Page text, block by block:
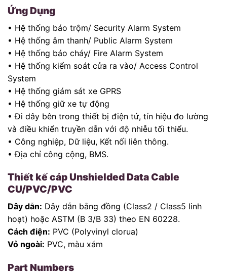
Ứng Dụng
• Hệ thống báo trộm/ Security Alarm System
• Hệ thống âm thanh/ Public Alarm System
• Hệ thống báo cháy/ Fire Alarm System
• Hệ thống kiểm soát cửa ra vào/ Access Control
System
• Hệ thống giám sát xe GPRS
• Hệ thống giữ xe tự động
• Đi dây bên trong thiết bị điện tử, tín hiệu đo lường
và điều khiển truyền dẫn với độ nhiễu tối thiểu.
• Công nghiệp, Dữ liệu, Kết nối liên thông.
• Địa chỉ công cộng, BMS.
Thiết kế cáp Unshielded Data Cable
CU/PVC/PVC
Dây dẫn: Dây dẫn bằng đồng (Class2 / Class5 linh
hoạt) hoặc ASTM (B 3/B 33) theo EN 60228.
Cách điện: PVC (Polyvinyl clorua)
Vỏ ngoài: PVC, màu xám
Part Numbers